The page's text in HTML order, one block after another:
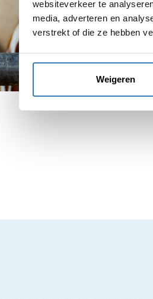
websiteverkeer te
media, adverteren en
verstrekt of die ze hebben
Weigeren